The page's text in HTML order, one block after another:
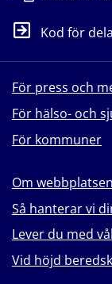
Kod för
För press och
För hälso- och
För kommuner
Om webbplatsen
Så hanterar vi
Lever du med
Vid höjd